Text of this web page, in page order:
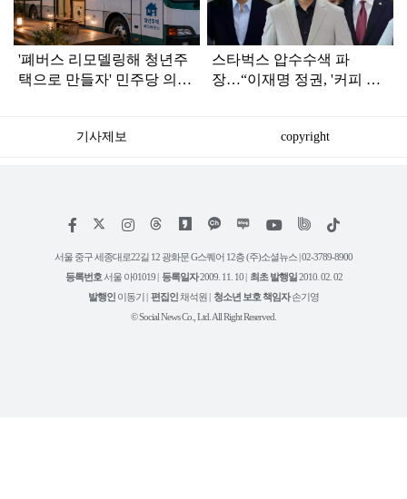
'폐버스 리모델링해 청년주
택으로 만들자' 민주당 의원
스타벅스 압수수색 파
장…“이재명 정권, '커피 한
기사제보 copyright
페
스
인
타
램
위
트
유
튜
틱
서울 중구 세종대로22길 12 광화문 G스퀘어 12층 (주)소셜뉴스 | 02-3789-8900
등록번호 서울 아01019 | 등록일자2009. 11. 10 | 최초 발행일 2010. 02. 02
발행인 이동기 | 편집인 채석원 | 청소년 보호 책임자손기영
© Social News Co., Ltd. All Right Reserved.